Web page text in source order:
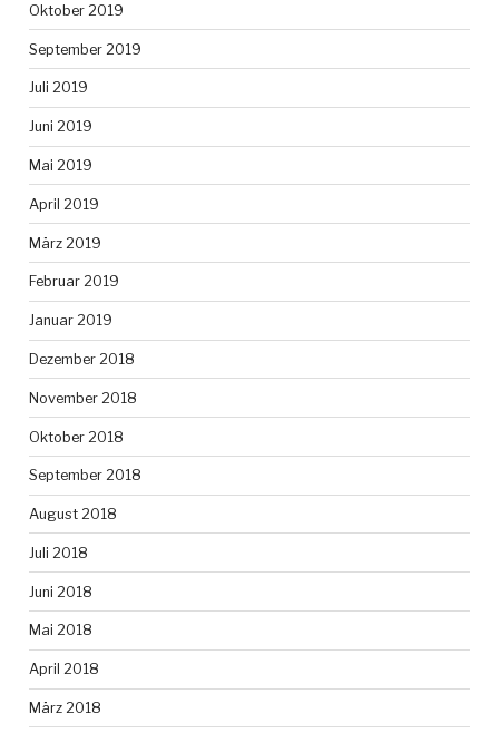
Oktober 2019
September 2019
Juli 2019
Juni 2019
Mai 2019
April 2019
März 2019
Februar 2019
Januar 2019
Dezember 2018
November 2018
Oktober 2018
September 2018
August 2018
Juli 2018
Juni 2018
Mai 2018
April 2018
März 2018